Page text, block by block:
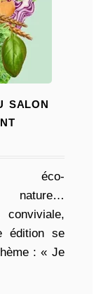
salon
éco-
nature…
conviviale,
édition se
: « Je